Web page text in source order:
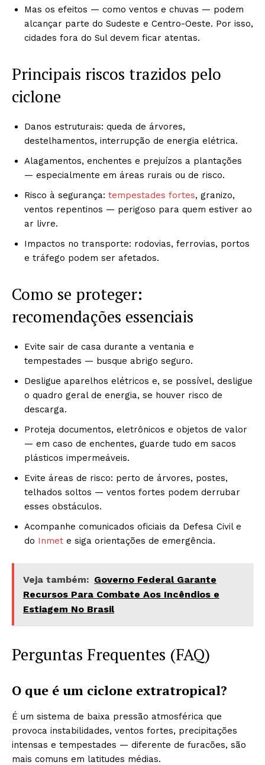
Mas os efeitos — como ventos e chuvas — podem
alcançar parte do Sudeste e Centro-Oeste. Por isso,
cidades fora do Sul devem ficar atentas.
Principais riscos trazidos pelo
ciclone
Danos estruturais: queda de árvores,
destelhamentos, interrupção de energia elétrica.
Alagamentos, enchentes e prejuízos a plantações
— especialmente em áreas rurais ou de risco.
Risco à segurança: tempestades fortes, granizo,
ventos repentinos — perigoso para quem estiver ao
ar livre.
Impactos no transporte: rodovias, ferrovias, portos
e tráfego podem ser afetados.
Como se proteger:
recomendações essenciais
Evite sair de casa durante a ventania e
tempestades — busque abrigo seguro.
Desligue aparelhos elétricos e, se possível, desligue
o quadro geral de energia, se houver risco de
descarga.
Proteja documentos, eletrônicos e objetos de valor
— em caso de enchentes, guarde tudo em sacos
plásticos impermeáveis.
Evite áreas de risco: perto de árvores, postes,
telhados soltos — ventos fortes podem derrubar
esses obstáculos.
Acompanhe comunicados oficiais da Defesa Civil e
do Inmet e siga orientações de emergência.
Veja também: Governo Federal Garante
Recursos Para Combate Aos Incêndios e
Estiagem No Brasil
Perguntas Frequentes (FAQ)
O que é um ciclone extratropical?
É um sistema de baixa pressão atmosférica que
provoca instabilidades, ventos fortes, precipitações
intensas e tempestades — diferente de furacões, são
mais comuns em latitudes médias.